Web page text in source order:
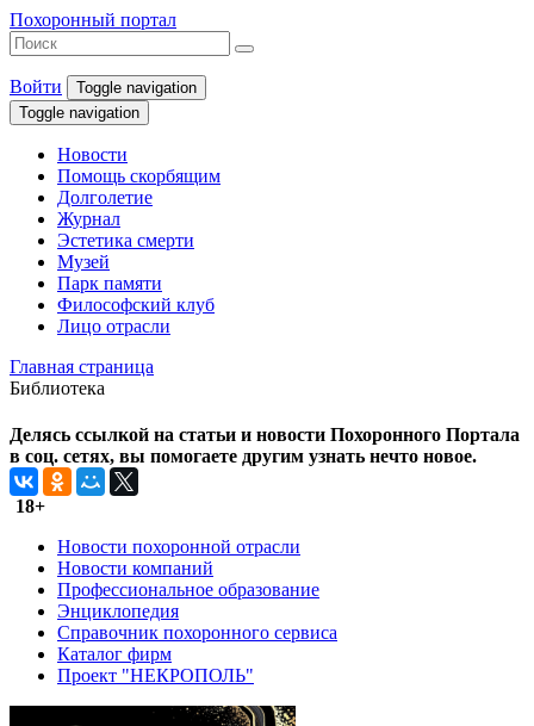
Похоронный портал
Войти
Toggle navigation
Toggle navigation
Новости
Помощь скорбящим
Долголетие
Журнал
Эстетика смерти
Музей
Парк памяти
Философский клуб
Лицо отрасли
Главная страница
Библиотека
Делясь ссылкой на статьи и новости Похоронного Портала
в соц. сетях, вы помогаете другим узнать нечто новое.
18+
Новости похоронной отрасли
Новости компаний
Профессиональное образование
Энциклопедия
Справочник похоронного сервиса
Каталог фирм
Проект "НЕКРОПОЛЬ"